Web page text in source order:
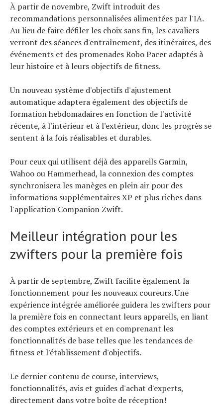
À partir de novembre, Zwift introduit des
recommandations personnalisées alimentées par l'IA.
Au lieu de faire défiler les choix sans fin, les cavaliers
verront des séances d'entraînement, des itinéraires, des
événements et des promenades Robo Pacer adaptés à
leur histoire et à leurs objectifs de fitness.
Un nouveau système d'objectifs d'ajustement
automatique adaptera également des objectifs de
formation hebdomadaires en fonction de l'activité
récente, à l'intérieur et à l'extérieur, donc les progrès se
sentent à la fois réalisables et durables.
Pour ceux qui utilisent déjà des appareils Garmin,
Wahoo ou Hammerhead, la connexion des comptes
synchronisera les manèges en plein air pour des
informations supplémentaires XP et plus riches dans
l'application Companion Zwift.
Meilleur intégration pour les
zwifters pour la première fois
À partir de septembre, Zwift facilite également la
fonctionnement pour les nouveaux coureurs. Une
expérience intégrée améliorée guidera les zwifters pour
la première fois en connectant leurs appareils, en liant
des comptes extérieurs et en comprenant les
fonctionnalités de base telles que les tendances de
fitness et l'établissement d'objectifs.
Le dernier contenu de course, interviews,
fonctionnalités, avis et guides d'achat d'experts,
directement dans votre boîte de réception!